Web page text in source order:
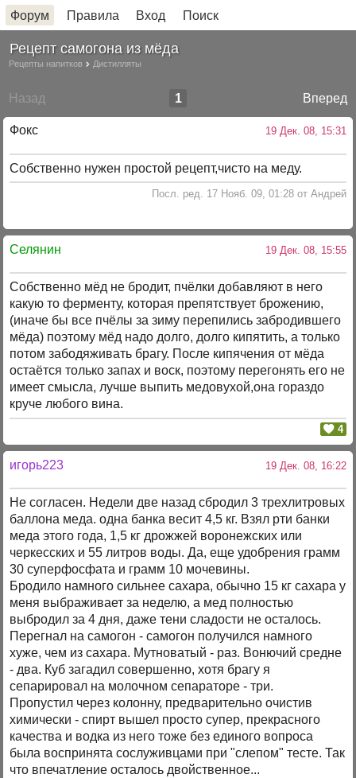
Форум Правила Вход Поиск
Рецепт самогона из мёда
Рецепты напитков Дистилляты
Назад Вперед
1
Фокс 19 Дек. 08, 15:31
Собственно нужен простой рецепт,чисто на меду.
Посл. ред. 17 Нояб. 09, 01:28 от Андрей
Селянин 19 Дек. 08, 15:55
Собственно мёд не бродит, пчёлки добавляют в него
какую то ферменту, которая препятствует брожению,
(иначе бы все пчёлы за зиму перепились забродившего
мёда) поэтому мёд надо долго, долго кипятить, а только
потом забодяживать брагу. После кипячения от мёда
остаётся только запах и воск, поэтому перегонять его не
имеет смысла, лучше выпить медовухой,она гораздо
круче любого вина.
4
игорь223 19 Дек. 08, 16:22
Не согласен. Недели две назад сбродил 3 трехлитровых
баллона меда. одна банка весит 4,5 кг. Взял рти банки
меда этого года, 1,5 кг дрожжей воронежских или
черкесских и 55 литров воды. Да, еще удобрения грамм
30 суперфосфата и грамм 10 мочевины.
Бродило намного сильнее сахара, обычно 15 кг сахара у
меня выбраживает за неделю, а мед полностью
выбродил за 4 дня, даже тени сладости не осталось.
Перегнал на самогон - самогон получился намного
хуже, чем из сахара. Мутноватый - раз. Вонючий средне
- два. Куб загадил совершенно, хотя брагу я
сепарировал на молочном сепараторе - три.
Пропустил через колонну, предварительно очистив
химически - спирт вышел просто супер, прекрасного
качества и водка из него тоже без единого вопроса
была воспринята сослуживцами при "слепом" тесте. Так
что впечатление осталось двойственное...